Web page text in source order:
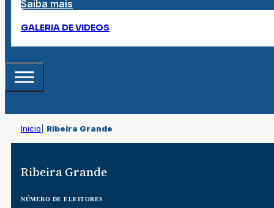
Saiba mais
GALERIA DE VIDEOS
Inicio Ribeira Grande
Ribeira Grande
NÚMERO DE ELEITORES